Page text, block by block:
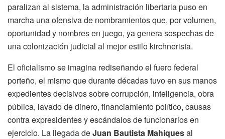
paralizan al sistema, la administración libertaria puso en
marcha una ofensiva de nombramientos que, por volumen,
oportunidad y nombres en juego, ya genera sospechas de
una colonización judicial al mejor estilo kirchnerista.
El oficialismo se imagina rediseñando el fuero federal
porteño, el mismo que durante décadas tuvo en sus manos
expedientes decisivos sobre corrupción, inteligencia, obra
pública, lavado de dinero, financiamiento político, causas
contra expresidentes y escándalos de funcionarios en
ejercicio. La llegada deJuan Bautista Mahiquesal